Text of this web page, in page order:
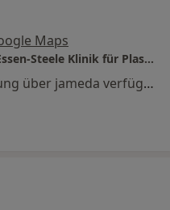
Maps
Alfried Krupp Krankenhaus Essen-Steele Klinik für Plastische- und Ästhetische Chirurgie
Keine Online-Terminbuchung über jameda verfügbar